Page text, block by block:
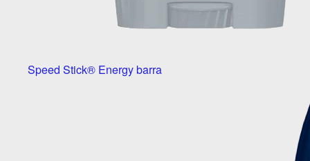
Speed Stick® Energy barra